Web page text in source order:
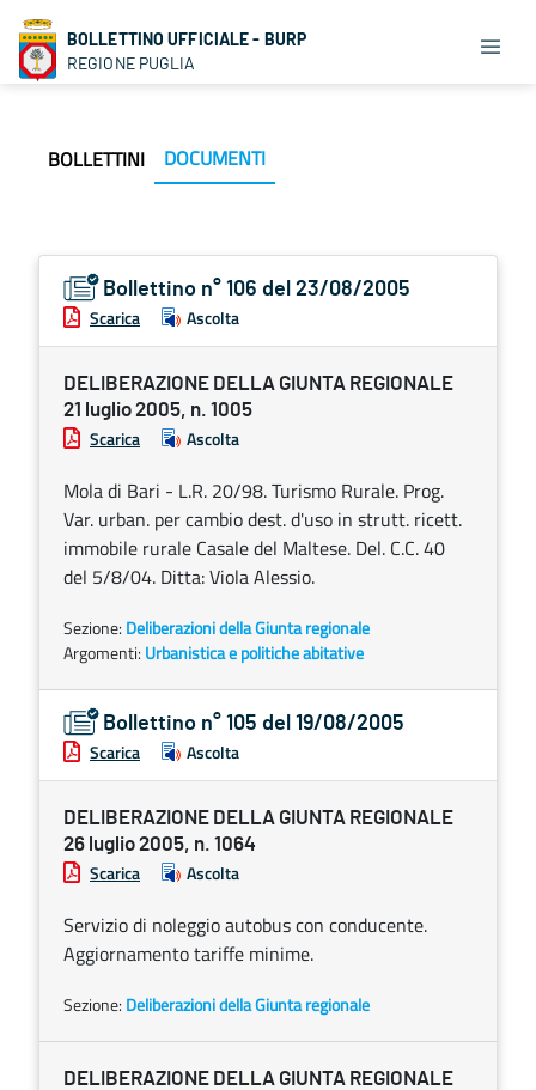
BOLLETTINO UFFICIALE - BURP
REGIONE PUGLIA
BOLLETTINI DOCUMENTI
Bollettino n° 106 del 23/08/2005
Scarica Ascolta
DELIBERAZIONE DELLA GIUNTA REGIONALE
21 luglio 2005, n. 1005
Scarica Ascolta
Mola di Bari - L.R. 20/98. Turismo Rurale. Prog.
Var. urban. per cambio dest. d'uso in strutt. ricett.
immobile rurale Casale del Maltese. Del. C.C. 40
del 5/8/04. Ditta: Viola Alessio.
Sezione: Deliberazioni della Giunta regionale
Argomenti: Urbanistica e politiche abitative
Bollettino n° 105 del 19/08/2005
Scarica Ascolta
DELIBERAZIONE DELLA GIUNTA REGIONALE
26 luglio 2005, n. 1064
Scarica Ascolta
Servizio di noleggio autobus con conducente.
Aggiornamento tariffe minime.
Sezione: Deliberazioni della Giunta regionale
DELIBERAZIONE DELLA GIUNTA REGIONALE